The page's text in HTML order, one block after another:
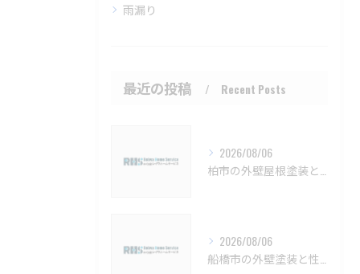
雨漏り
最近の投稿 Recent Posts
2026/08/06
2026/08/06